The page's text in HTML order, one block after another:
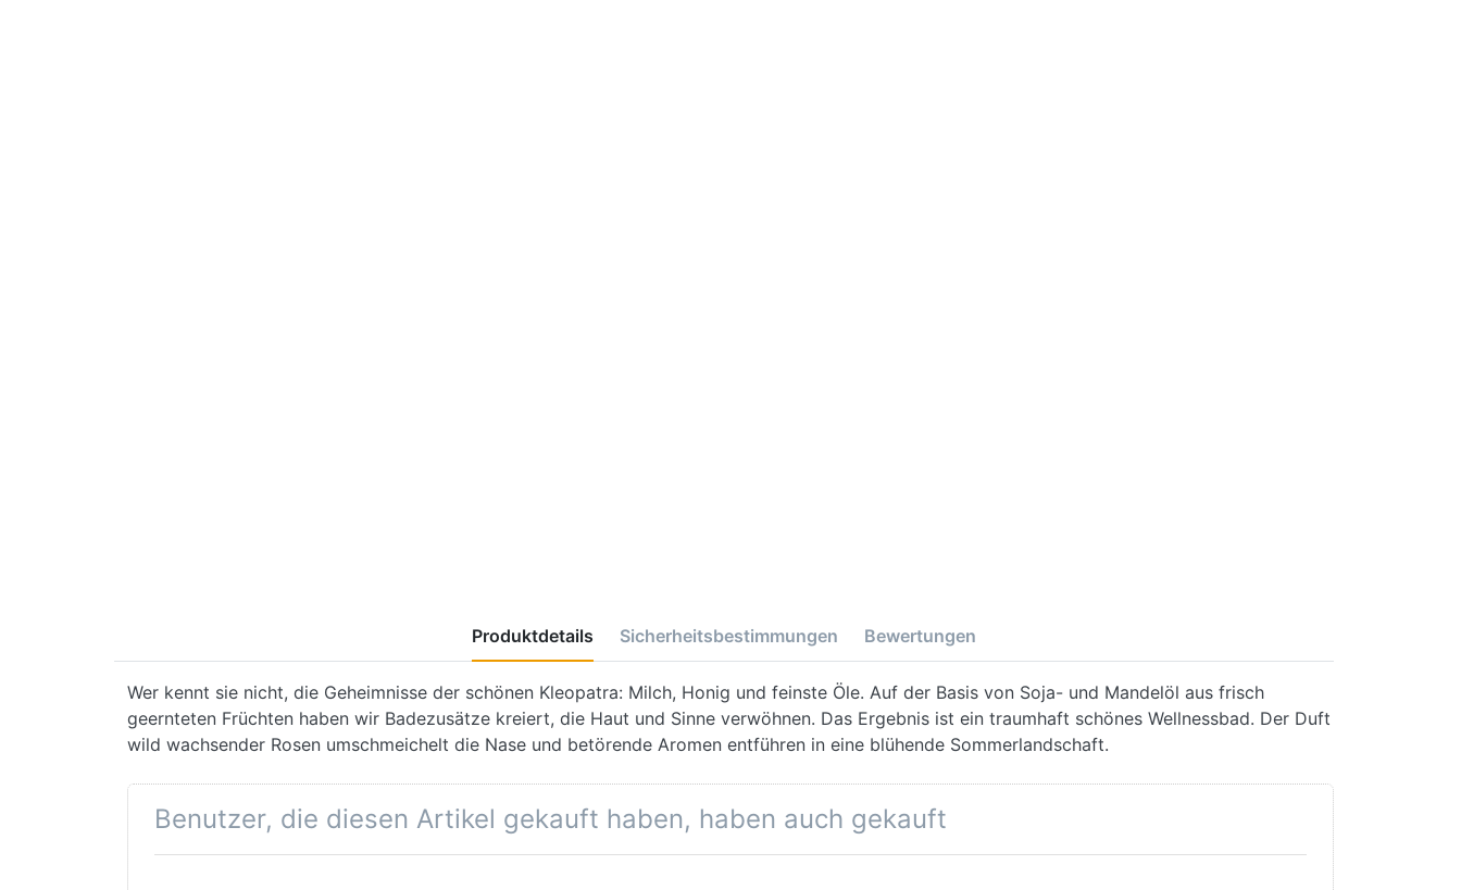
Produktdetails Sicherheitsbestimmungen Bewertungen
Wer kennt sie nicht, die Geheimnisse der schönen Kleopatra: Milch, Honig und feinste Öle. Auf der Basis von Soja- und Mandelöl aus frisch
geernteten Früchten haben wir Badezusätze kreiert, die Haut und Sinne verwöhnen. Das Ergebnis ist ein traumhaft schönes Wellnessbad. Der Duft
wild wachsender Rosen umschmeichelt die Nase und betörende Aromen entführen in eine blühende Sommerlandschaft.
Benutzer, die diesen Artikel gekauft haben, haben auch gekauft